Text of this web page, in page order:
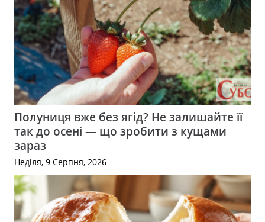
Полуниця вже без ягід? Не залишайте її
так до осені — що зробити з кущами
зараз
Неділя, 9 Серпня, 2026